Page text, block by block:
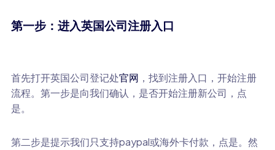
第一步：进入英国公司注册入口
首先打开英国公司登记处官网 ，找到注册入口，开始注册
流程。第一步是向我们确认，是否开始注册新公司，点
是。
第二步是提示我们只支持paypal或海外卡付款，点是。然